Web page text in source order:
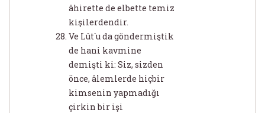
âhirette de elbette temiz
kişilerdendir.
Ve Lût´u da göndermiştik
de hani kavmine
demişti ki: Siz, sizden
önce, âlemlerde hiçbir
kimsenin yapmadığı
çirkin bir işi